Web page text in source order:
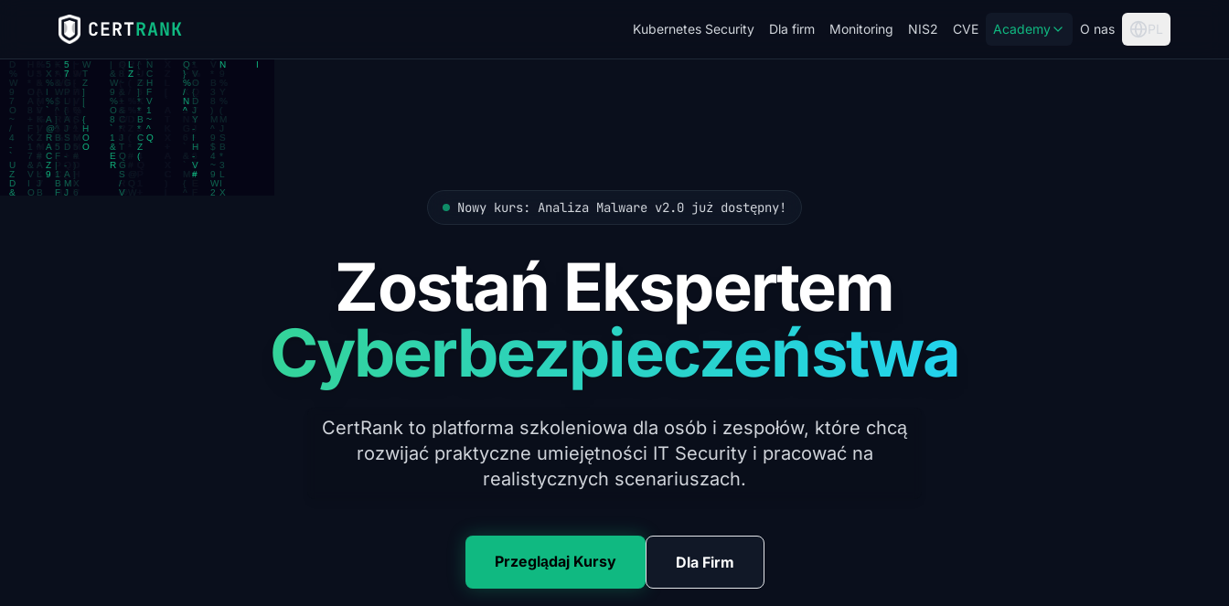
CERTRANK Kubernetes Security Dla firm Monitoring NIS2 CVE Academy O nas PL
Nowy kurs: Analiza Malware v2.0 już dostępny!
Zostań Ekspertem
Cyberbezpieczeństwa
CertRank to platforma szkoleniowa dla osób i zespołów, które chcą
rozwijać praktyczne umiejętności IT Security i pracować na
realistycznych scenariuszach.
Przeglądaj Kursy Dla Firm